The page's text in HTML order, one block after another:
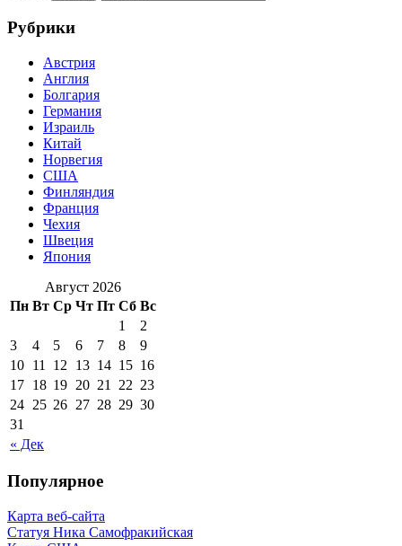
Рубрики
Австрия
Англия
Болгария
Германия
Израиль
Китай
Норвегия
США
Финляндия
Франция
Чехия
Швеция
Япония
Август 2026
Пн Вт Ср Чт Пт Сб Вс
« Дек
1
2
3
4 5 6 7 8
9
10 11 12 13 14 15 16
17 18 19 20 21 22 23
24 25 26 27 28 29 30
31
Популярное
Карта веб-сайта
Статуя Ника Самофракийская